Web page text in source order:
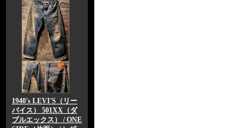
1940's LEVI'S（リー
バイス） 501XX（ダ
ブルエックス） / ONE